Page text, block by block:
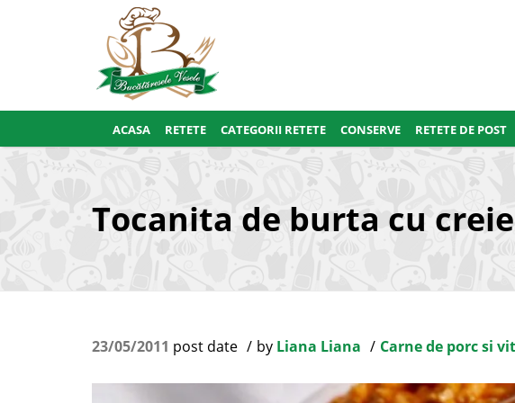
ACASA RETETE CATEGORII RETETE CONSERVE RETETE DE POST
Tocanita de burta cu
23/05/2011 post date by Liana Liana Carne de porc si